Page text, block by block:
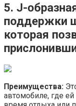
5. J-
поддержки
которая
Преимущества:
автомобиле, где